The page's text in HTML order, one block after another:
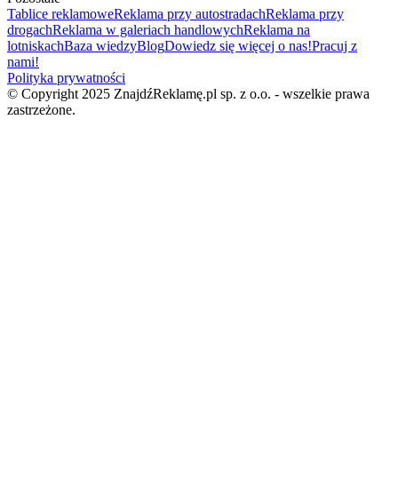
Tablice reklamoweReklama przy autostradachReklama przy
drogachReklama w galeriach handlowychReklama na
lotniskachBaza wiedzyBlogDowiedz się więcej o nas!Pracuj z
nami!
Polityka prywatności
© Copyright 2025 ZnajdźReklamę.pl sp. z o.o. - wszelkie prawa
zastrzeżone.